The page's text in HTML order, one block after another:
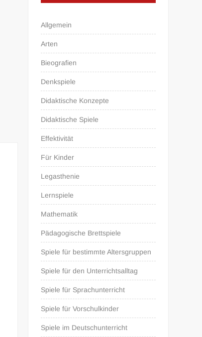
Allgemein
Arten
Bieografien
Denkspiele
Didaktische Konzepte
Didaktische Spiele
Effektivität
Für Kinder
Legasthenie
Lernspiele
Mathematik
Pädagogische Brettspiele
Spiele für bestimmte Altersgruppen
Spiele für den Unterrichtsalltag
Spiele für Sprachunterricht
Spiele für Vorschulkinder
Spiele im Deutschunterricht